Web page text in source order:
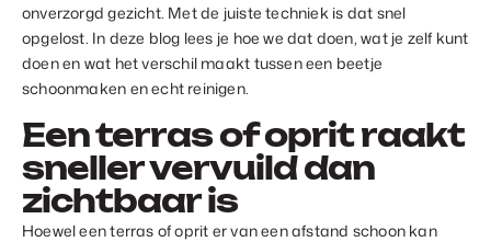
onverzorgd gezicht. Met de juiste techniek is dat snel
opgelost. In deze blog lees je hoe we dat doen, wat je zelf kunt
doen en wat het verschil maakt tussen een beetje
schoonmaken en echt reinigen.
Een terras of oprit raakt
sneller vervuild dan
zichtbaar is
Hoewel een terras of oprit er van een afstand schoon kan